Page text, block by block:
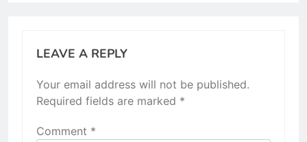
LEAVE A REPLY
Your email address will not be published.
Required fields are marked *
Comment *